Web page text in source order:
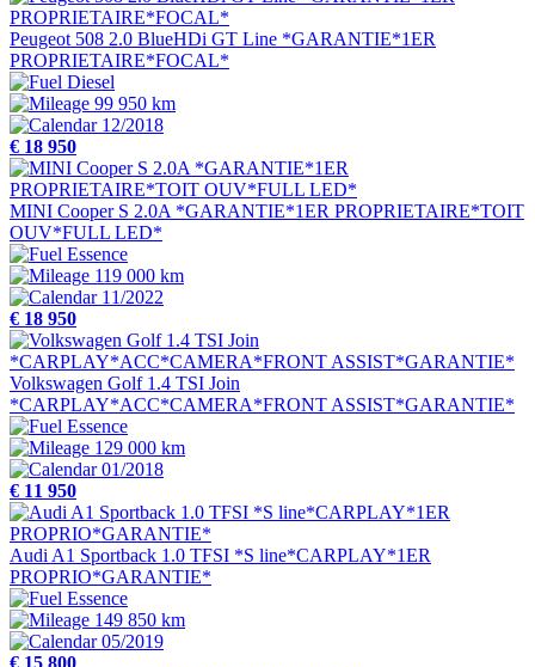
Peugeot 508 2.0 BlueHDi GT Line *GARANTIE*1ER
PROPRIETAIRE*FOCAL*
Diesel
99 950 km
12/2018
€ 18 950
MINI Cooper S 2.0A *GARANTIE*1ER PROPRIETAIRE*TOIT
OUV*FULL LED*
Essence
119 000 km
11/2022
€ 18 950
Volkswagen Golf 1.4 TSI Join
*CARPLAY*ACC*CAMERA*FRONT ASSIST*GARANTIE*
Essence
129 000 km
01/2018
€ 11 950
Audi A1 Sportback 1.0 TFSI *S line*CARPLAY*1ER
PROPRIO*GARANTIE*
Essence
149 850 km
05/2019
€ 15 800